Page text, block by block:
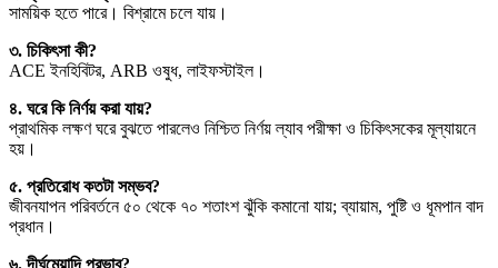
সাময়িক হতে পারে। বিশ্রামে চলে যায়।
৩. চিকিৎসা কী?
ACE ইনহিবিটর, ARB ওষুধ, লাইফস্টাইল।
৪. ঘরে কি নির্ণয় করা যায়?
প্রাথমিক লক্ষণ ঘরে বুঝতে পারলেও নিশ্চিত নির্ণয় ল্যাব পরীক্ষা ও চিকিৎসকের মূল্যায়নে
হয়।
৫. প্রতিরোধ কতটা সম্ভব?
জীবনযাপন পরিবর্তনে ৫০ থেকে ৭০ শতাংশ ঝুঁকি কমানো যায়; ব্যায়াম, পুষ্টি ও ধূমপান বাদ
প্রধান।
৬. দীর্ঘমেয়াদি প্রভাব?